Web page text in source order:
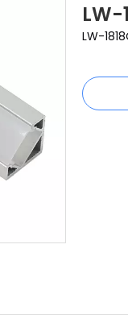
LW-
LW-